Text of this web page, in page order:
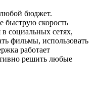
бюджет.
быструю скорость
социальных сетях,
фильмы, использовать
работает
решить любые